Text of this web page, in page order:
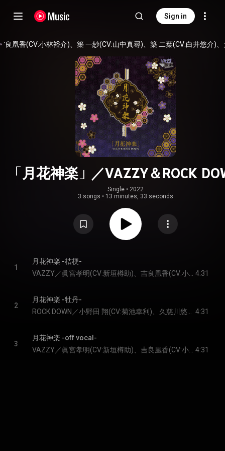
Sign in
良凰香(CV:小林裕介)、築 一紗(CV:山中真尋)、築 二葉(CV:白井悠介)
「月花神楽」／VAZZY＆ROCK
Single • 2022
3 songs • 13 minutes, 33 seconds
1
月花神楽 -桔梗-
4:31
2
月花神楽 -牡丹-
4:31
3
月花神楽 -off vocal-
4:31